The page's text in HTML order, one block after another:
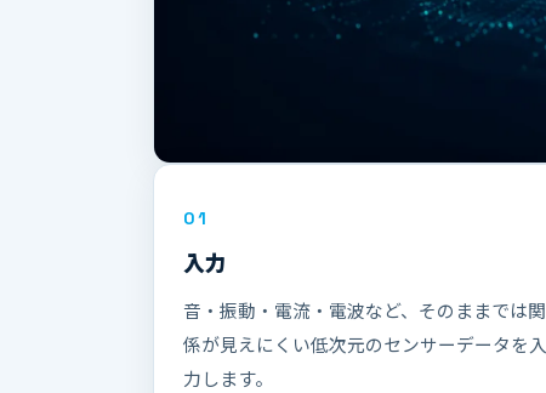
入力
音・振動・電流・電波など、そのままでは関
係が見えにくい低次元のセンサーデータを入
力します。